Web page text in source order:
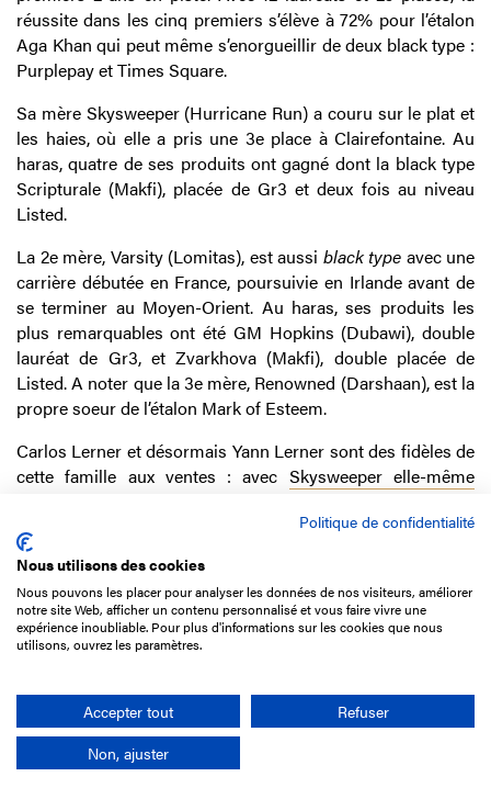
réussite dans les cinq premiers s’élève à 72% pour l’étalon
Aga Khan qui peut même s’enorgueillir de deux black type :
Purplepay et Times Square.
Sa mère Skysweeper (Hurricane Run) a couru sur le plat et
les haies, où elle a pris une 3e place à Clairefontaine. Au
haras, quatre de ses produits ont gagné dont la black type
Scripturale (Makfi), placée de Gr3 et deux fois au niveau
Listed.
La 2e mère, Varsity (Lomitas), est aussi black type avec une
carrière débutée en France, poursuivie en Irlande avant de
se terminer au Moyen-Orient. Au haras, ses produits les
plus remarquables ont été GM Hopkins (Dubawi), double
lauréat de Gr3, et Zvarkhova (Makfi), double placée de
Listed. A noter que la 3e mère, Renowned (Darshaan), est la
propre soeur de l’étalon Mark of Esteem.
Carlos Lerner et désormais Yann Lerner sont des fidèles de
cette famille aux ventes : avec Skysweeper elle-même
La Parisienne pour 65 000€lors des
ventes de sélection 2020, ils s’étaient également portés
acquéreur de deux produits de Varsity…
Prix de Mirande(Maidens de 3 ans, 1 900m, PSF), Vendredi
10 décembre 2021 à Deauville
Propriétaire :James Wigan
Politique de confidentialité
Nous utilisons des cookies
Nous pouvons les placer pour analyser les données de nos visiteurs, améliorer
notre site Web, afficher un contenu personnalisé et vous faire vivre une
expérience inoubliable. Pour plus d'informations sur les cookies que nous
utilisons, ouvrez les paramètres.
Accepter tout
Refuser
Non, ajuster